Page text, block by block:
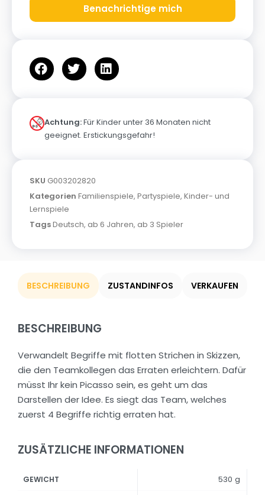
Benachrichtige mich
Achtung:Für Kinder unter 36 Monaten nicht
geeignet. Erstickungsgefahr!
SKU G003202820
Kategorien Familienspiele, Partyspiele, Kinder- und
Lernspiele
TagsDeutsch, ab 6 Jahren, ab 3 Spieler
BESCHREIBUNG ZUSTANDINFOS VERKAUFEN
BESCHREIBUNG
Verwandelt Begriffe mit flotten Strichen in Skizzen,
die den Teamkollegen das Erraten erleichtern. Dafür
müsst Ihr kein Picasso sein, es geht um das
Darstellen der Idee. Es siegt das Team, welches
zuerst 4 Begriffe richtig erraten hat.
ZUSÄTZLICHE INFORMATIONEN
GEWICHT 530 g